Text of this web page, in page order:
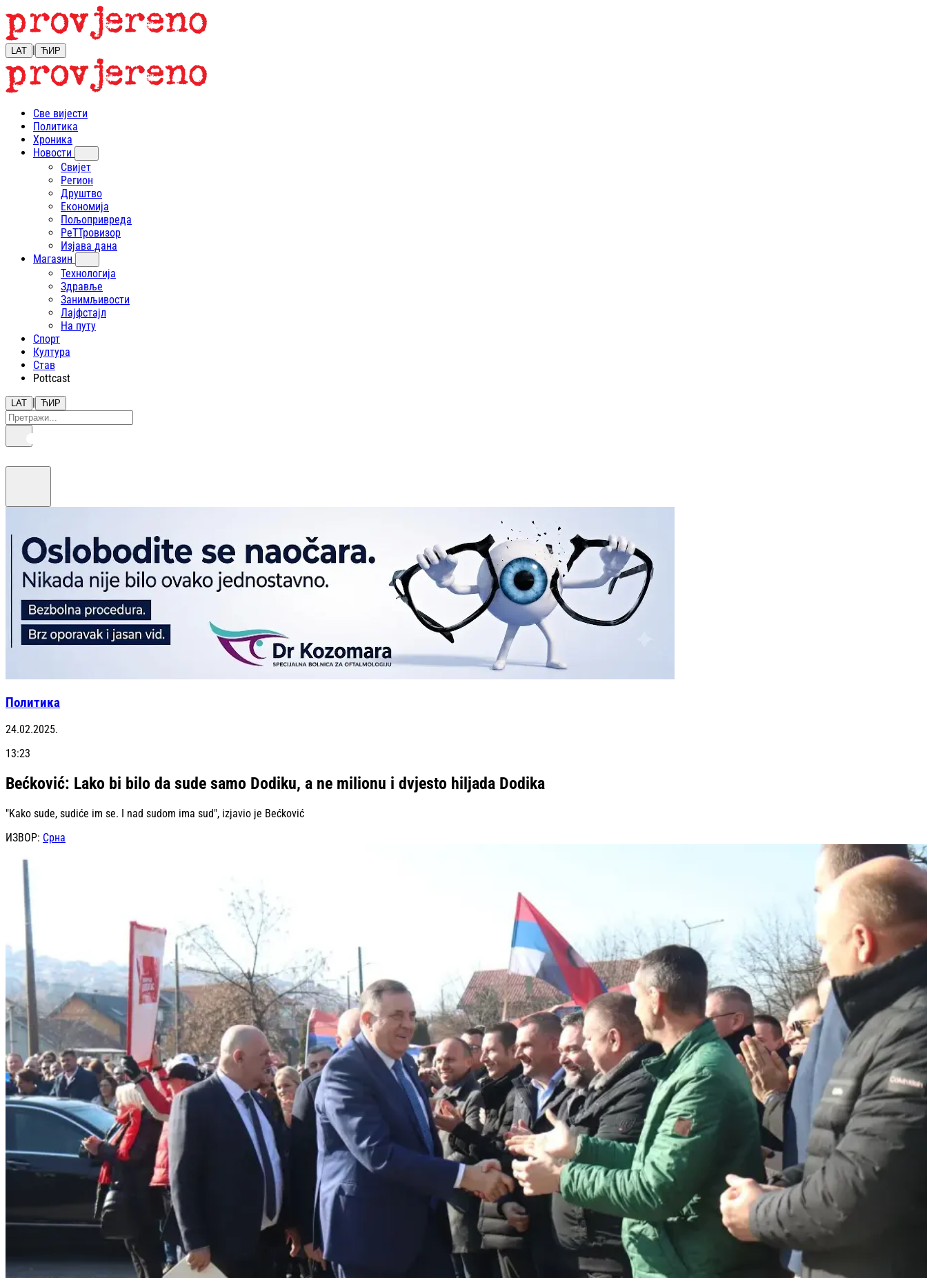
LAT | ЋИР
Све вијести
Политика
Хроника
Новости
Свијет
Регион
Друштво
Економија
Пољопривреда
РеТТровизор
Изјава дана
Магазин
Технологија
Здравље
Занимљивости
Лајфстajл
На путу
Спорт
Култура
Став
Pottcast
LAT | ЋИР
Политика
24.02.2025.
13:23
Bećković: Lako bi bilo da sude samo Dodiku, a ne milionu i dvjesto hiljada Dodika
"Kako sude, sudiće im se. I nad sudom ima sud", izjavio je Bećković
ИЗВОР: Срна